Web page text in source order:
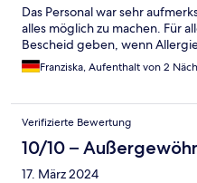
Das Personal war sehr
alles möglich zu machen. Für
Bescheid geben, wenn
Franziska, Aufenthalt von 2
Verifizierte Bewertung
10/10 –
17. März 2024